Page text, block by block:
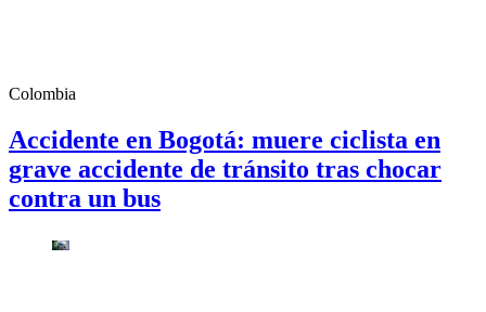
Colombia
Accidente en Bogotá: muere ciclista en
grave accidente de tránsito tras chocar
contra un bus